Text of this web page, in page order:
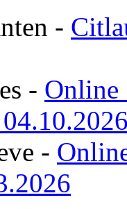
-
- Online
-